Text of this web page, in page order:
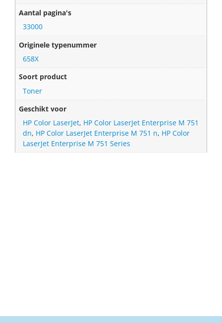
Aantal pagina's
33000
Originele typenummer
658X
Soort product
Toner
Geschikt voor
HP Color LaserJet, HP Color LaserJet Enterprise M 751
dn, HP Color LaserJet Enterprise M 751 n, HP Color
LaserJet Enterprise M 751 Series